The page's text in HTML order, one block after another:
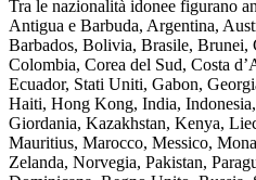
Tra le nazionalità idonee figurano
Antigua e Barbuda, Argentina,
Barbados, Bolivia, Brasile, Brunei,
Colombia, Corea del Sud, Costa
Ecuador, Stati Uniti, Gabon,
Haiti, Hong Kong, India,
Giordania, Kazakhstan, Kenya,
Mauritius, Marocco, Messico,
Zelanda, Norvegia, Pakistan,